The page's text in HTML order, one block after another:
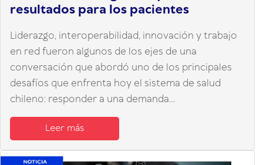
resultados para los pacientes
Liderazgo, interoperabilidad, innovación y trabajo
en red fueron algunos de los ejes de una
conversación que abordó uno de los principales
desafíos que enfrenta hoy el sistema de salud
chileno: responder a una demanda...
Leer más